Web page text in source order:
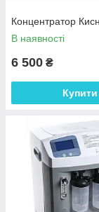
Концентратор
В наявності
6 500 ₴
Купити